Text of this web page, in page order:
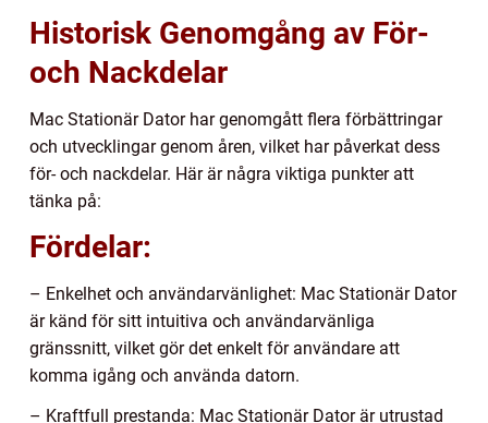
Historisk Genomgång av För-
och Nackdelar
Mac Stationär Dator har genomgått flera förbättringar
och utvecklingar genom åren, vilket har påverkat dess
för- och nackdelar. Här är några viktiga punkter att
tänka på:
Fördelar:
– Enkelhet och användarvänlighet: Mac Stationär Dator
är känd för sitt intuitiva och användarvänliga
gränssnitt, vilket gör det enkelt för användare att
komma igång och använda datorn.
– Kraftfull prestanda: Mac Stationär Dator är utrustad